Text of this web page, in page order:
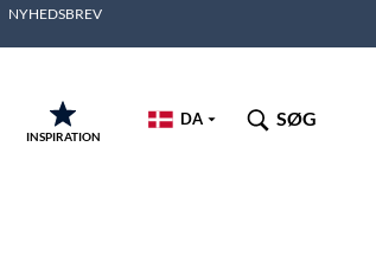
NYHEDSBREV
DA SØG
INSPIRATION